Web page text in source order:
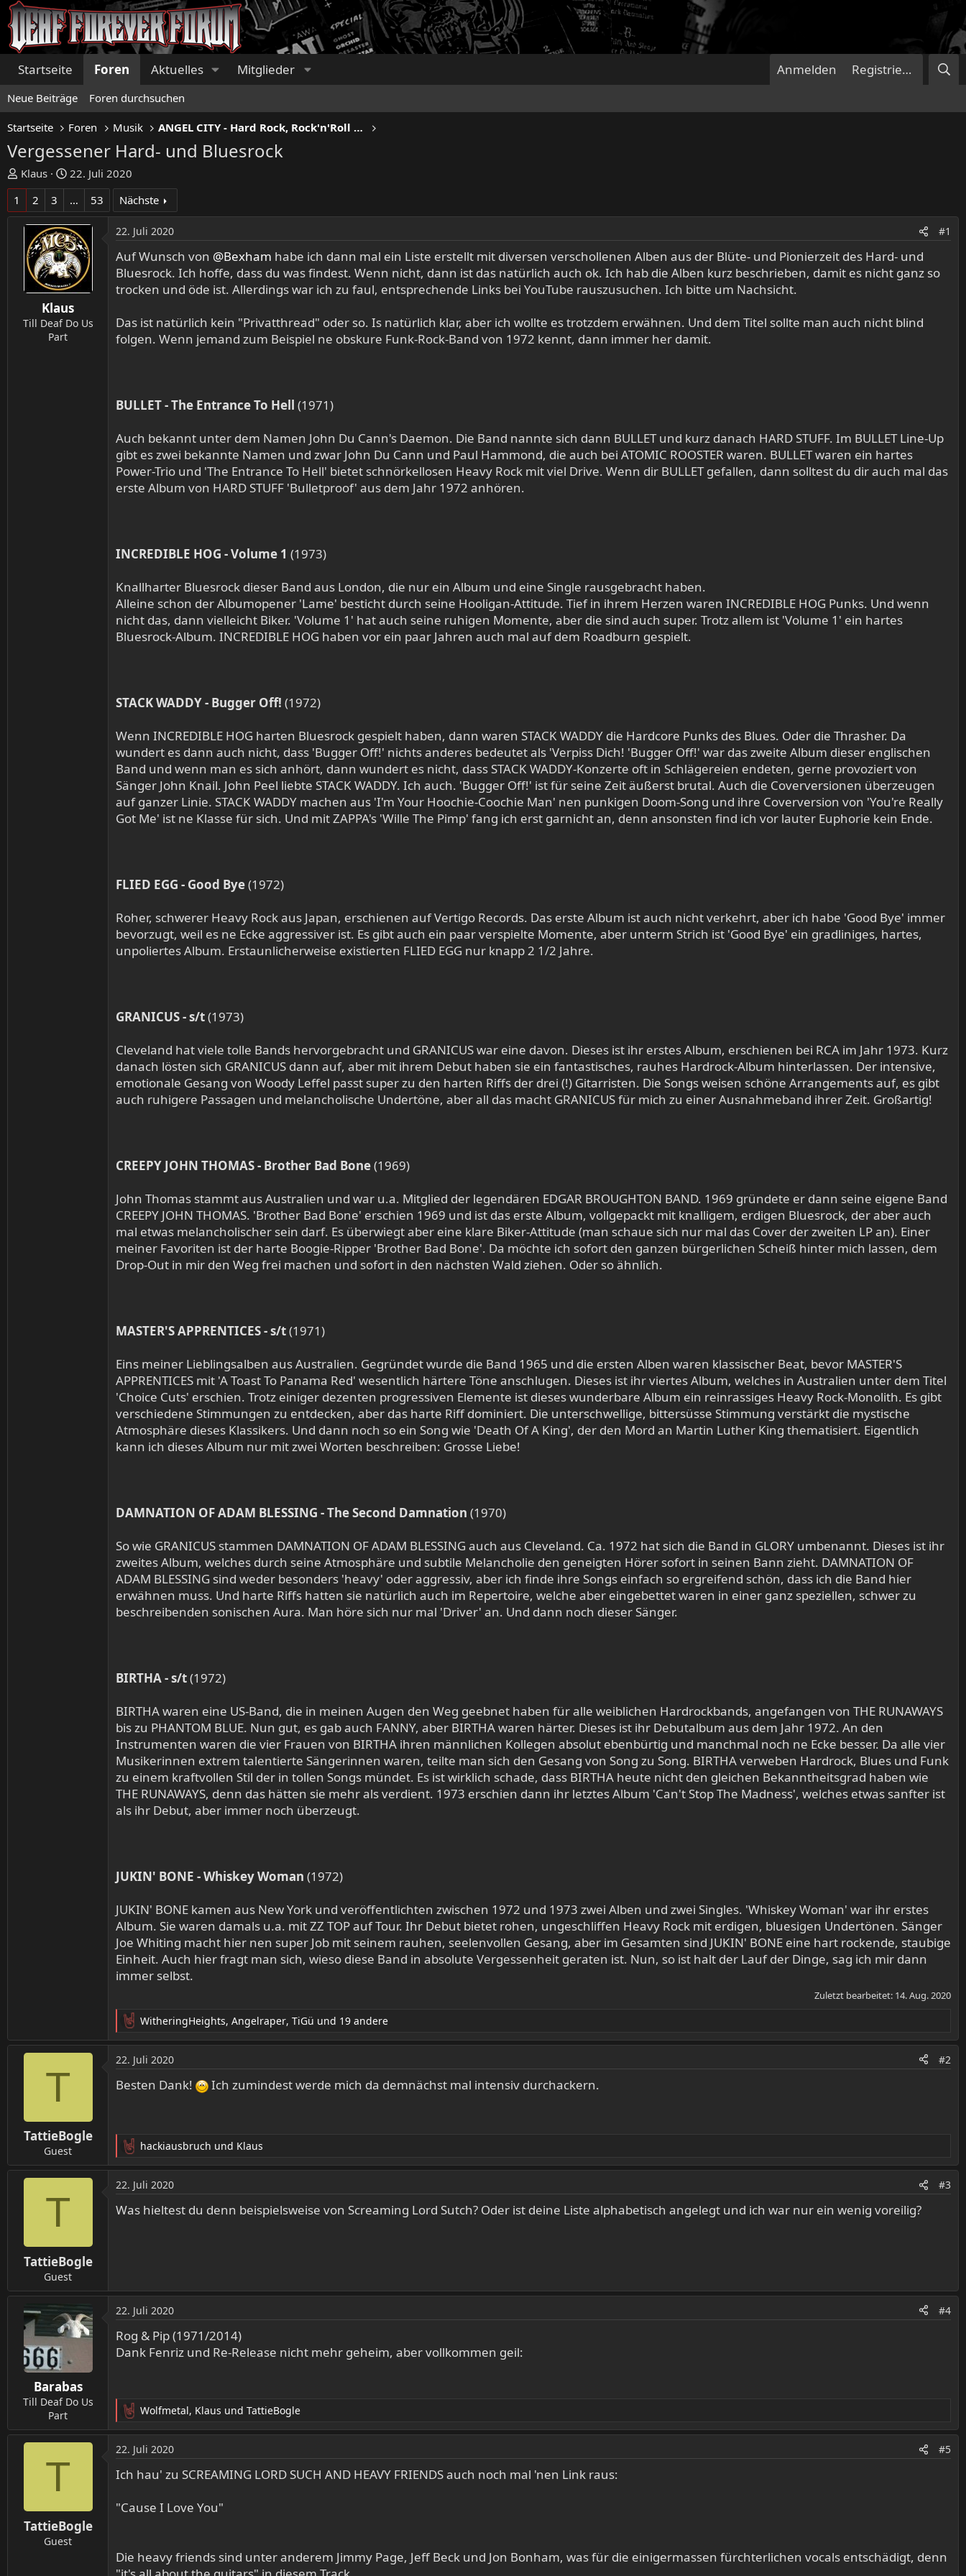
Startseite Foren Aktuelles Mitglieder Anmelden Registrieren
Neue Beiträge Foren durchsuchen
Startseite Foren Musik ANGEL CITY - Hard Rock, Rock'n'Roll & Classic Rock
Vergessener Hard- und Bluesrock
E
r
t
r
Klaus
E
r
s
t
e
l
l
t
a
m
22. Juli 2020
1
2 3 … 53 Nächste
Klaus
Till Deaf Do Us
Part
22. Juli 2020 #1
Auf Wunsch von @Bexham habe ich dann mal ein Liste erstellt mit diversen verschollenen Alben aus der Blüte- und Pionierzeit des Hard- und
Bluesrock. Ich hoffe, dass du was findest. Wenn nicht, dann ist das natürlich auch ok. Ich hab die Alben kurz beschrieben, damit es nicht ganz so
trocken und öde ist. Allerdings war ich zu faul, entsprechende Links bei YouTube rauszusuchen. Ich bitte um Nachsicht.
Das ist natürlich kein "Privatthread" oder so. Is natürlich klar, aber ich wollte es trotzdem erwähnen. Und dem Titel sollte man auch nicht blind
folgen. Wenn jemand zum Beispiel ne obskure Funk-Rock-Band von 1972 kennt, dann immer her damit.
BULLET - The Entrance To Hell (1971)
Auch bekannt unter dem Namen John Du Cann's Daemon. Die Band nannte sich dann BULLET und kurz danach HARD STUFF. Im BULLET Line-Up
gibt es zwei bekannte Namen und zwar John Du Cann und Paul Hammond, die auch bei ATOMIC ROOSTER waren. BULLET waren ein hartes
Power-Trio und 'The Entrance To Hell' bietet schnörkellosen Heavy Rock mit viel Drive. Wenn dir BULLET gefallen, dann solltest du dir auch mal das
erste Album von HARD STUFF 'Bulletproof' aus dem Jahr 1972 anhören.
INCREDIBLE HOG - Volume 1 (1973)
Knallharter Bluesrock dieser Band aus London, die nur ein Album und eine Single rausgebracht haben.
Alleine schon der Albumopener 'Lame' besticht durch seine Hooligan-Attitude. Tief in ihrem Herzen waren INCREDIBLE HOG Punks. Und wenn
nicht das, dann vielleicht Biker. 'Volume 1' hat auch seine ruhigen Momente, aber die sind auch super. Trotz allem ist 'Volume 1' ein hartes
Bluesrock-Album. INCREDIBLE HOG haben vor ein paar Jahren auch mal auf dem Roadburn gespielt.
STACK WADDY - Bugger Off! (1972)
Wenn INCREDIBLE HOG harten Bluesrock gespielt haben, dann waren STACK WADDY die Hardcore Punks des Blues. Oder die Thrasher. Da
wundert es dann auch nicht, dass 'Bugger Off!' nichts anderes bedeutet als 'Verpiss Dich! 'Bugger Off!' war das zweite Album dieser englischen
Band und wenn man es sich anhört, dann wundert es nicht, dass STACK WADDY-Konzerte oft in Schlägereien endeten, gerne provoziert von
Sänger John Knail. John Peel liebte STACK WADDY. Ich auch. 'Bugger Off!' ist für seine Zeit äußerst brutal. Auch die Coverversionen überzeugen
auf ganzer Linie. STACK WADDY machen aus 'I'm Your Hoochie-Coochie Man' nen punkigen Doom-Song und ihre Coverversion von 'You're Really
Got Me' ist ne Klasse für sich. Und mit ZAPPA's 'Wille The Pimp' fang ich erst garnicht an, denn ansonsten find ich vor lauter Euphorie kein Ende.
FLIED EGG - Good Bye(1972)
Roher, schwerer Heavy Rock aus Japan, erschienen auf Vertigo Records. Das erste Album ist auch nicht verkehrt, aber ich habe 'Good Bye' immer
bevorzugt, weil es ne Ecke aggressiver ist. Es gibt auch ein paar verspielte Momente, aber unterm Strich ist 'Good Bye' ein gradliniges, hartes,
unpoliertes Album. Erstaunlicherweise existierten FLIED EGG nur knapp 2 1/2 Jahre.
GRANICUS - s/t(1973)
Cleveland hat viele tolle Bands hervorgebracht und GRANICUS war eine davon. Dieses ist ihr erstes Album, erschienen bei RCA im Jahr 1973. Kurz
danach lösten sich GRANICUS dann auf, aber mit ihrem Debut haben sie ein fantastisches, rauhes Hardrock-Album hinterlassen. Der intensive,
emotionale Gesang von Woody Leffel passt super zu den harten Riffs der drei (!) Gitarristen. Die Songs weisen schöne Arrangements auf, es gibt
auch ruhigere Passagen und melancholische Undertöne, aber all das macht GRANICUS für mich zu einer Ausnahmeband ihrer Zeit. Großartig!
CREEPY JOHN THOMAS - Brother Bad Bone(1969)
John Thomas stammt aus Australien und war u.a. Mitglied der legendären EDGAR BROUGHTON BAND. 1969 gründete er dann seine eigene Band
CREEPY JOHN THOMAS. 'Brother Bad Bone' erschien 1969 und ist das erste Album, vollgepackt mit knalligem, erdigen Bluesrock, der aber auch
mal etwas melancholischer sein darf. Es überwiegt aber eine klare Biker-Attitude (man schaue sich nur mal das Cover der zweiten LP an). Einer
meiner Favoriten ist der harte Boogie-Ripper 'Brother Bad Bone'. Da möchte ich sofort den ganzen bürgerlichen Scheiß hinter mich lassen, dem
Drop-Out in mir den Weg frei machen und sofort in den nächsten Wald ziehen. Oder so ähnlich.
MASTER'S APPRENTICES - s/t(1971)
Eins meiner Lieblingsalben aus Australien. Gegründet wurde die Band 1965 und die ersten Alben waren klassischer Beat, bevor MASTER'S
APPRENTICES mit 'A Toast To Panama Red' wesentlich härtere Töne anschlugen. Dieses ist ihr viertes Album, welches in Australien unter dem Titel
'Choice Cuts' erschien. Trotz einiger dezenten progressiven Elemente ist dieses wunderbare Album ein reinrassiges Heavy Rock-Monolith. Es gibt
verschiedene Stimmungen zu entdecken, aber das harte Riff dominiert. Die unterschwellige, bittersüsse Stimmung verstärkt die mystische
Atmosphäre dieses Klassikers. Und dann noch so ein Song wie 'Death Of A King', der den Mord an Martin Luther King thematisiert. Eigentlich
kann ich dieses Album nur mit zwei Worten beschreiben: Grosse Liebe!
DAMNATION OF ADAM BLESSING - The Second Damnation (1970)
So wie GRANICUS stammen DAMNATION OF ADAM BLESSING auch aus Cleveland. Ca. 1972 hat sich die Band in GLORY umbenannt. Dieses ist ihr
zweites Album, welches durch seine Atmosphäre und subtile Melancholie den geneigten Hörer sofort in seinen Bann zieht. DAMNATION OF
ADAM BLESSING sind weder besonders 'heavy' oder aggressiv, aber ich finde ihre Songs einfach so ergreifend schön, dass ich die Band hier
erwähnen muss. Und harte Riffs hatten sie natürlich auch im Repertoire, welche aber eingebettet waren in einer ganz speziellen, schwer zu
beschreibenden sonischen Aura. Man höre sich nur mal 'Driver' an. Und dann noch dieser Sänger.
BIRTHA - s/t(1972)
BIRTHA waren eine US-Band, die in meinen Augen den Weg geebnet haben für alle weiblichen Hardrockbands, angefangen von THE RUNAWAYS
bis zu PHANTOM BLUE. Nun gut, es gab auch FANNY, aber BIRTHA waren härter. Dieses ist ihr Debutalbum aus dem Jahr 1972. An den
Instrumenten waren die vier Frauen von BIRTHA ihren männlichen Kollegen absolut ebenbürtig und manchmal noch ne Ecke besser. Da alle vier
Musikerinnen extrem talentierte Sängerinnen waren, teilte man sich den Gesang von Song zu Song. BIRTHA verweben Hardrock, Blues und Funk
zu einem kraftvollen Stil der in tollen Songs mündet. Es ist wirklich schade, dass BIRTHA heute nicht den gleichen Bekanntheitsgrad haben wie
THE RUNAWAYS, denn das hätten sie mehr als verdient. 1973 erschien dann ihr letztes Album 'Can't Stop The Madness', welches etwas sanfter ist
als ihr Debut, aber immer noch überzeugt.
JUKIN' BONE - Whiskey Woman (1972)
JUKIN' BONE kamen aus New York und veröffentlichten zwischen 1972 und 1973 zwei Alben und zwei Singles. 'Whiskey Woman' war ihr erstes
Album. Sie waren damals u.a. mit ZZ TOP auf Tour. Ihr Debut bietet rohen, ungeschliffen Heavy Rock mit erdigen, bluesigen Undertönen. Sänger
Joe Whiting macht hier nen super Job mit seinem rauhen, seelenvollen Gesang, aber im Gesamten sind JUKIN' BONE eine hart rockende, staubige
Einheit. Auch hier fragt man sich, wieso diese Band in absolute Vergessenheit geraten ist. Nun, so ist halt der Lauf der Dinge, sag ich mir dann
immer selbst.
Zuletzt bearbeitet: 14. Aug. 2020
R
e
a
k
t
n
:
WitheringHeights, Angelraper, TiGü und 19 andere
T
TattieBogle
Guest
22. Juli 2020 #2
Besten Dank! Ich zumindest werde mich da demnächst mal intensiv durchackern.
R
e
a
k
t
:
hackiausbruch und Klaus
T
TattieBogle
Guest
22. Juli 2020 #3
Was hieltest du denn beispielsweise von Screaming Lord Sutch? Oder ist deine Liste alphabetisch angelegt und ich war nur ein wenig voreilig?
Barabas
Till Deaf Do Us
Part
22. Juli 2020 #4
Rog & Pip (1971/2014)
Dank Fenriz und Re-Release nicht mehr geheim, aber vollkommen geil:
R
e
a
k
t
n
:
Wolfmetal, Klaus und TattieBogle
T
TattieBogle
Guest
22. Juli 2020 #5
Ich hau' zu SCREAMING LORD SUCH AND HEAVY FRIENDS auch noch mal 'nen Link raus:
"Cause I Love You"
Die heavy friends sind unter anderem Jimmy Page, Jeff Beck und Jon Bonham, was für die einigermassen fürchterlichen vocals entschädigt, denn